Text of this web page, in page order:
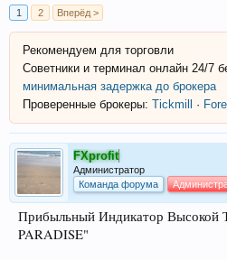
1 2 Вперёд >
Рекомендуем для торговли
Советники и терминал онлайн 24/7
минимальная задержка до брокера
Проверенные брокеры: Tickmill ·
FXprofit
Администратор
Команда форума
Прибыльный Индикатор Высокой
PARADISE"